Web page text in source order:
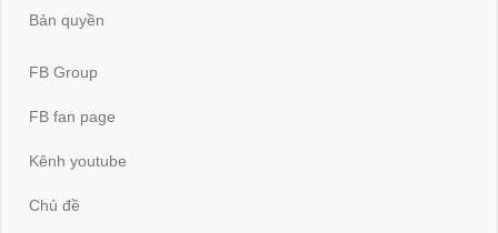
Bản quyền
FB Group
FB fan page
Kênh youtube
Chủ đề